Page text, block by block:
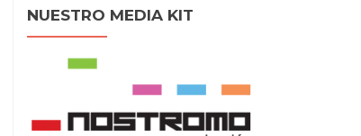
NUESTRO MEDIA KIT